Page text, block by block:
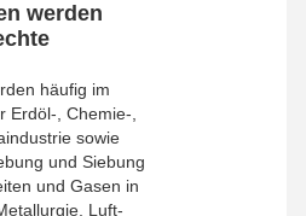
werden
häufig im
Erdöl-, Chemie-,
sowie
und Siebung
und Gasen in
Luft-